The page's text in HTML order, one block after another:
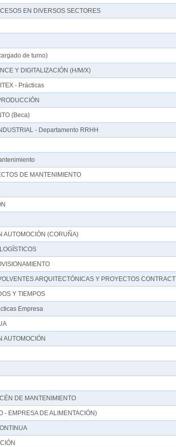
EN DIVERSOS SECTORES
de turno)
Y DIGITALIZACIÓN (H/M/X)
- Prácticas
(Beca)
- Departamento RRHH
DE MANTENIMIENTO
AUTOMOCIÓN (CORUÑA)
ARQUITECTÓNICAS Y PROYECTOS CONTRACT
Y TIEMPOS
Empresa
AUTOMOCIÓN
DE MANTENIMIENTO
- EMPRESA DE ALIMENTACIÓN)